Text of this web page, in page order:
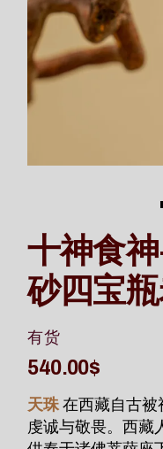
十神食
砂四宝
有货
540.00$
天珠 在西藏自古被
虔诚与敬畏。西藏